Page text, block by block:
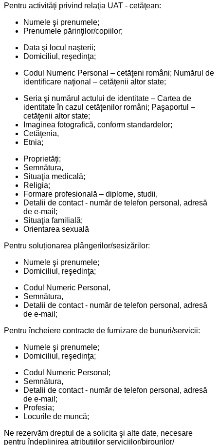
Pentru activităţi privind relaţia UAT - cetăţean:
Numele şi prenumele;
Prenumele părinţilor/copiilor;
Data şi locul naşterii;
Domiciliul, reşedinţa;
Codul Numeric Personal – cetăţeni români; Numărul de
identificare naţional – cetăţenii altor state;
Seria şi numărul actului de identitate – Cartea de
identitate în cazul cetăţenilor români; Paşaportul –
cetăţenii altor state;
Imaginea fotografică, conform standardelor;
Cetăţenia,
Etnia;
Proprietăţi;
Semnătura,
Situaţia medicală;
Religia;
Formare profesională – diplome, studii,
Detalii de contact - număr de telefon personal, adresă
de e-mail;
Situaţia familială;
Orientarea sexuală
Pentru soluționarea plângerilor/sesizărilor:
Numele şi prenumele;
Domiciliul, reşedinţa;
Codul Numeric Personal,
Semnătura,
Detalii de contact - număr de telefon personal, adresă
de e-mail;
Pentru încheiere contracte de furnizare de bunuri/servicii:
Numele şi prenumele;
Domiciliul, reşedinţa;
Codul Numeric Personal;
Semnătura,
Detalii de contact - număr de telefon personal, adresă
de e-mail;
Profesia;
Locurile de muncă;
Ne rezervăm dreptul de a solicita şi alte date, necesare
pentru îndeplinirea atribuțiilor serviciilor/birourilor/